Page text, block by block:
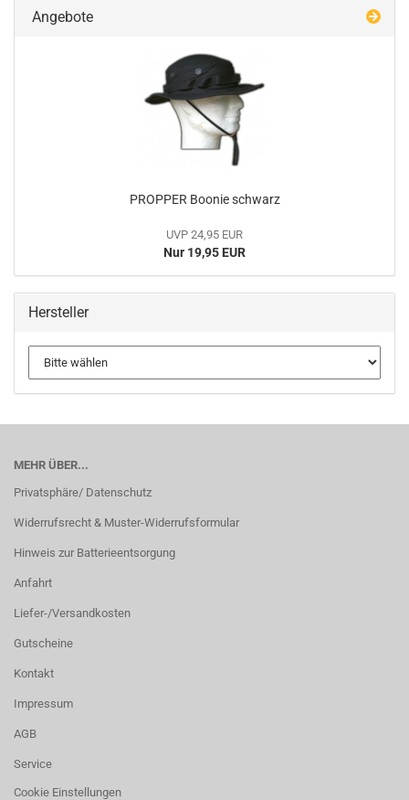
Angebote
PROPPER Boonie schwarz
UVP 24,95 EUR
Nur 19,95 EUR
Hersteller
MEHR ÜBER...
Privatsphäre/ Datenschutz
Widerrufsrecht & Muster-Widerrufsformular
Hinweis zur Batterieentsorgung
Anfahrt
Liefer-/Versandkosten
Gutscheine
Kontakt
Impressum
AGB
Service
Cookie Einstellungen